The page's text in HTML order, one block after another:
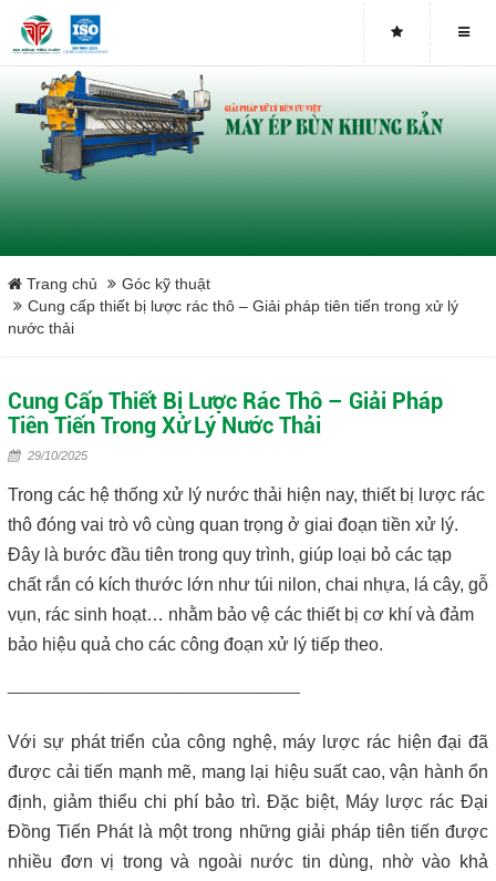
Buy genuine sludge press machines
Belt Press
Screw Press
Máy sấy bùn
Xưởng sản xuất máy ép bùn trục vít uy tín tại Việt Nam
Lược rác đầu nguồn
Máy lược rác thô – giải pháp loại bỏ rác hiệu quả trong hệ thống
xử lý nước thải
Giá máy ép bùn 2026 – Báo giá chi tiết theo từng dòng máy và
Bơm màng ARO 1 inch thân nhựa | Hàng sẵn kho – Giá tốt
Close
Trang chủ
Góc kỹ thuật
Cung cấp thiết bị lược rác thô – Giải pháp tiên tiến trong xử lý
nước thải
Cung Cấp Thiết Bị Lược Rác Thô – Giải Pháp
Tiên Tiến Trong Xử Lý Nước Thải
29/10/2025
Trong các hệ thống xử lý nước thải hiện nay, thiết bị lược rác
thô đóng vai trò vô cùng quan trọng ở giai đoạn tiền xử lý.
Đây là bước đầu tiên trong quy trình, giúp loại bỏ các tạp
chất rắn có kích thước lớn như túi nilon, chai nhựa, lá cây, gỗ
vụn, rác sinh hoạt… nhằm bảo vệ các thiết bị cơ khí và đảm
bảo hiệu quả cho các công đoạn xử lý tiếp theo.
Với sự phát triển của công nghệ, máy lược ráchiện đại đã
được cải tiến mạnh mẽ, mang lại hiệu suất cao, vận hành ổn
định, giảm thiểu chi phí bảo trì. Đặc biệt, Máy lược rác Đại
Đồng Tiến Phát là một trong những giải pháp tiên tiến được
nhiều đơn vị trong và ngoài nước tin dùng, nhờ vào khả